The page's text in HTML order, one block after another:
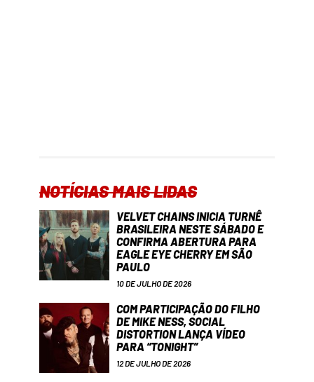
NOTÍCIAS MAIS LIDAS
VELVET CHAINS INICIA TURNÊ
BRASILEIRA NESTE SÁBADO E
CONFIRMA ABERTURA PARA
EAGLE EYE CHERRY EM SÃO
PAULO
10 DE JULHO DE 2026
COM PARTICIPAÇÃO DO FILHO
DE MIKE NESS, SOCIAL
DISTORTION LANÇA VÍDEO
PARA “TONIGHT”
12 DE JULHO DE 2026